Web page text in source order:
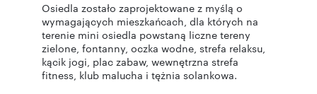
Osiedla zostało zaprojektowane z myślą o
wymagających mieszkańcach, dla których na
terenie mini osiedla powstaną liczne tereny
zielone, fontanny, oczka wodne, strefa relaksu,
kącik jogi, plac zabaw, wewnętrzna strefa
fitness, klub malucha i tężnia solankowa.